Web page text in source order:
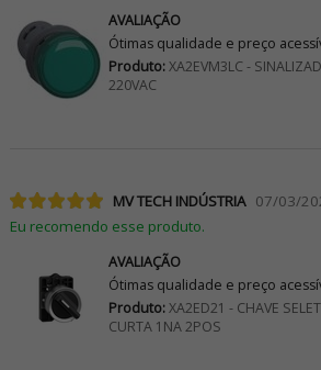
AVALIAÇÃO
Ótimas qualidade e preço
Produto:XA2EVM3LC -
220VAC
MV TECH INDÚSTRIA 07/03/
Eu recomendo esse produto.
AVALIAÇÃO
Ótimas qualidade e preço
Produto:XA2ED21 - CHAVE
CURTA 1NA 2POS